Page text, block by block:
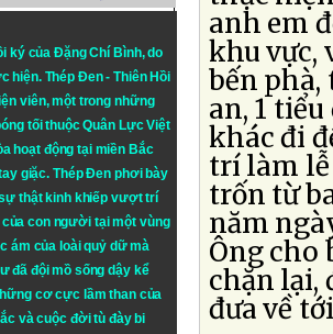
ký của Đặng Chí Bình, do
hiện. Thép Đen- Thiên Hồi
viên, một trong những
tối thuộc Quân Lực Việt
hoạt động tại miền Bắc
giặc. Thép Đen phơi bày
thật kinh khiếp vượt trí
con người tại một vùng
ám của loài quỷ dữ mà
đã đội mồ sống dậy kể
cơ cực lầm than của
và cuộc đời tù đày bi
anh em
khu vực,
bến phà,
an, 1
khác đi
trí làm lễ
trốn từ
năm
Ông cho
chặn lại,
đưa về